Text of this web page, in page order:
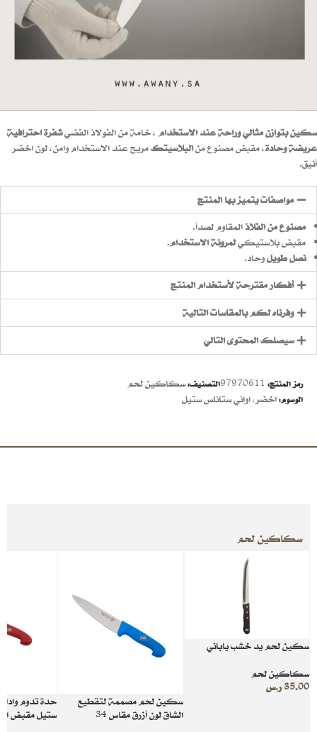
سكين بتوازن مثالي وراحة عند الاستخدام، خامة من الفولاذ الفضيشفرة احترافية
عريضة وحادة، مقبض مصنوع منالبلاسيتكمريح عند الاستخدام وامن، لون اخضر
أنيق.
مواصفات يتميز بها المنتج
مصنوع من الفلاذالمقاوم لصدأ.
مقبض بلاستيكيلمرونة الاستخدام.
نصل طويلوحاد.
أفكار مقترحة لأستخدام المنتج
وفرناه لكم بالمقاسات التالية
سيصلك المحتوى التالي
رمز المنتج: 97970611التصنيف:سكاكين لحم
الوسوم:اخضر,اواني ستانلس ستيل
سكاكين لحم
سكين لحم يد خشب ياباني
سكاكين لحم
35.00ر.س
سكين لحم مصممة لتقطيع
الشاق لون أزرق مقاس 34
حدة تدوم
ستيل مقبض